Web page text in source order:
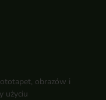
obrazów i
użyciu